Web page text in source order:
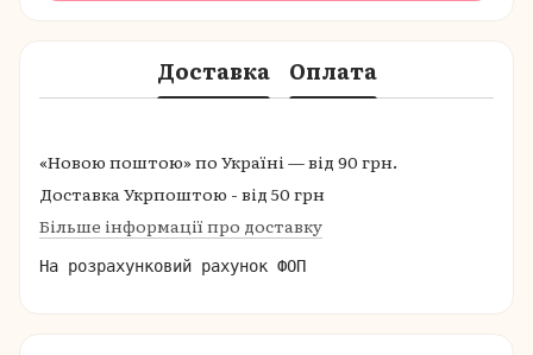
Доставка Оплата
«Новою поштою» по Україні — від 90 грн.
Доставка Укрпоштою - від 50 грн
Більше інформації про доставку
На розрахунковий рахунок ФОП